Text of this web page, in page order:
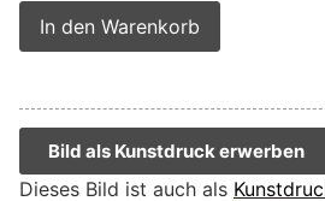
In den Warenkorb
Bild als Kunstdruck erwerben
Dieses Bild ist auch als